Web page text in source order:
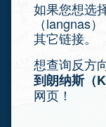
如果您想选
（langnas
其它链接。
想查询反方
到朗纳斯（
网页！